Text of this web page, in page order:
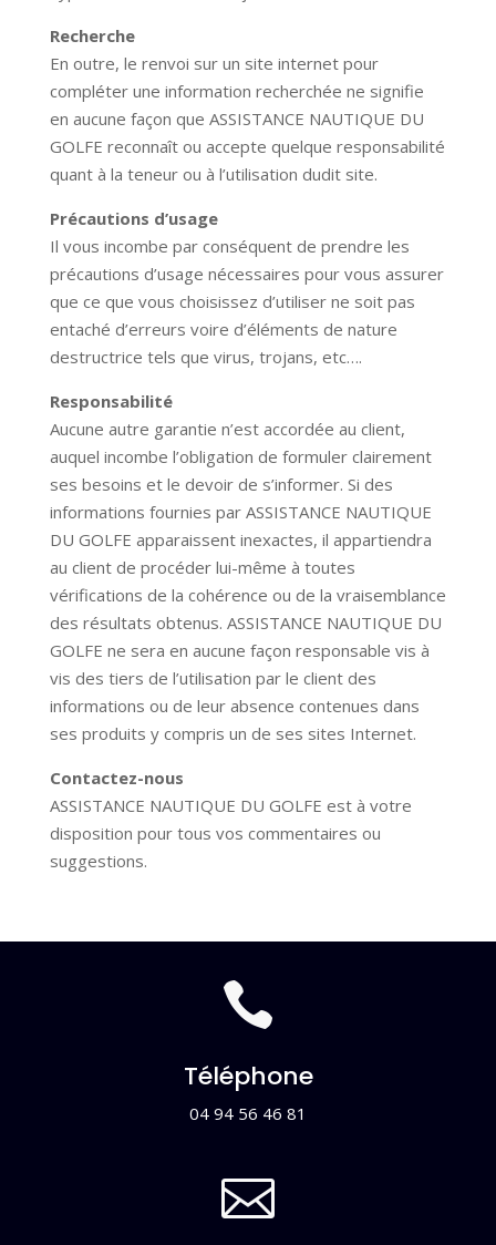
Recherche
En outre, le renvoi sur un site internet pour
compléter une information recherchée ne signifie
en aucune façon que ASSISTANCE NAUTIQUE DU
GOLFE reconnaît ou accepte quelque responsabilité
quant à la teneur ou à l’utilisation dudit site.
Précautions d’usage
Il vous incombe par conséquent de prendre les
précautions d’usage nécessaires pour vous assurer
que ce que vous choisissez d’utiliser ne soit pas
entaché d’erreurs voire d’éléments de nature
destructrice tels que virus, trojans, etc….
Responsabilité
Aucune autre garantie n’est accordée au client,
auquel incombe l’obligation de formuler clairement
ses besoins et le devoir de s’informer. Si des
informations fournies par ASSISTANCE NAUTIQUE
DU GOLFE apparaissent inexactes, il appartiendra
au client de procéder lui-même à toutes
vérifications de la cohérence ou de la vraisemblance
des résultats obtenus. ASSISTANCE NAUTIQUE DU
GOLFE ne sera en aucune façon responsable vis à
vis des tiers de l’utilisation par le client des
informations ou de leur absence contenues dans
ses produits y compris un de ses sites Internet.
Contactez-nous
ASSISTANCE NAUTIQUE DU GOLFE est à votre
disposition pour tous vos commentaires ou
suggestions.

Téléphone
04 94 56 46 81
